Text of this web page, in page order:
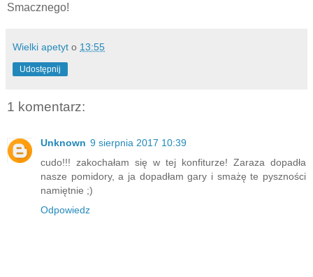
Smacznego!
Wielki apetyt o 13:55
Udostępnij
1 komentarz:
Unknown 9 sierpnia 2017 10:39
cudo!!! zakochałam się w tej konfiturze! Zaraza dopadła
nasze pomidory, a ja dopadłam gary i smażę te pyszności
namiętnie ;)
Odpowiedz